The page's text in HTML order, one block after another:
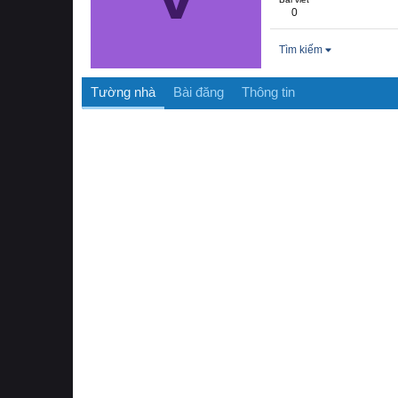
0
Tìm kiếm
Tường nhà Bài đăng Thông tin